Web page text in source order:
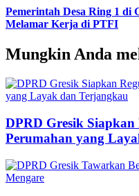
Pemerintah Desa Ring 1 di
Melamar Kerja di PTFI
Mungkin Anda
DPRD Gresik
Perumahan yang